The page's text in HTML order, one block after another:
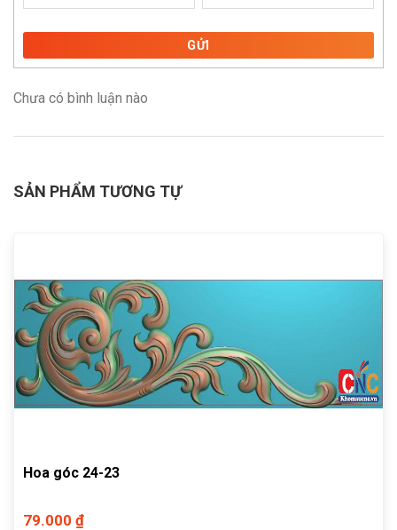
GỬI
Chưa có bình luận nào
SẢN PHẨM TƯƠNG TỰ
Hoa góc 24-23
79.000 ₫